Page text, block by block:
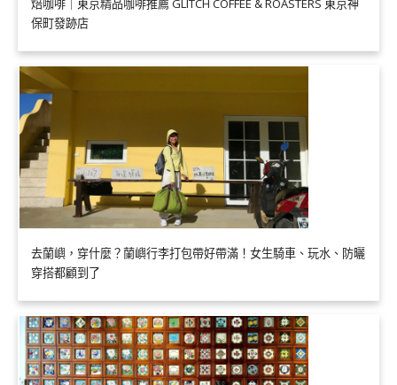
焙咖啡｜東京精品咖啡推薦 GLITCH COFFEE & ROASTERS 東京神
保町發跡店
去蘭嶼，穿什麼？蘭嶼行李打包帶好帶滿！女生騎車、玩水、防曬
穿搭都顧到了